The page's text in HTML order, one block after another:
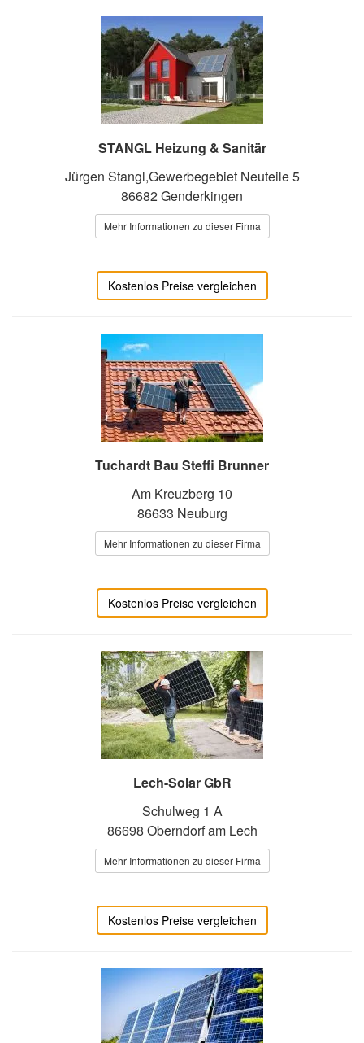
STANGL Heizung & Sanitär
Jürgen Stangl,Gewerbegebiet Neuteile 5
86682 Genderkingen
Mehr Informationen zu dieser Firma
Kostenlos Preise vergleichen
Tuchardt Bau Steffi Brunner
Am Kreuzberg 10
86633 Neuburg
Mehr Informationen zu dieser Firma
Kostenlos Preise vergleichen
Lech-Solar GbR
Schulweg 1 A
86698 Oberndorf am Lech
Mehr Informationen zu dieser Firma
Kostenlos Preise vergleichen